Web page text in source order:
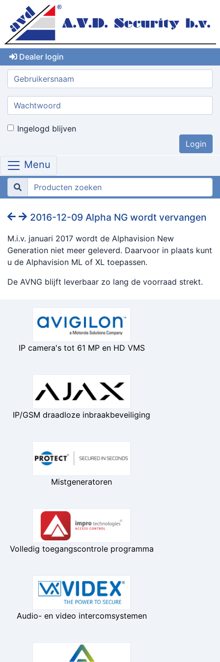
Dealer login
Gebruikersnaam:
Wachtwoord:
Ingelogd blijven
Menu
2016-12-09 Alpha NG wordt vervangen
M.i.v. januari 2017 wordt de Alphavision New
Generation niet meer geleverd. Daarvoor in plaats kunt
u de Alphavision ML of XL toepassen.
De AVNG blijft leverbaar zo lang de voorraad strekt.
IP camera's tot 61 MP en HD VMS
IP/GSM draadloze inbraakbeveiliging
Mistgeneratoren
Volledig toegangscontrole programma
Audio- en video intercomsystemen